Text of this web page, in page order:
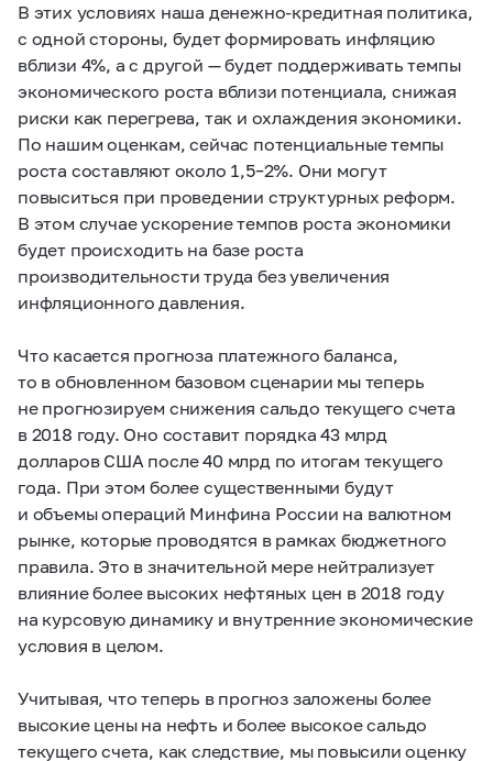
В этих условиях наша денежно-кредитная политика,
с одной стороны, будет формировать инфляцию
вблизи 4%, а с другой — будет поддерживать темпы
экономического роста вблизи потенциала, снижая
риски как перегрева, так и охлаждения экономики.
По нашим оценкам, сейчас потенциальные темпы
роста составляют около 1,5–2%. Они могут
повыситься при проведении структурных реформ.
В этом случае ускорение темпов роста экономики
будет происходить на базе роста
производительности труда без увеличения
инфляционного давления.
Что касается прогноза платежного баланса,
то в обновленном базовом сценарии мы теперь
не прогнозируем снижения сальдо текущего счета
в 2018 году. Оно составит порядка 43 млрд
долларов США после 40 млрд по итогам текущего
года. При этом более существенными будут
и объемы операций Минфина России на валютном
рынке, которые проводятся в рамках бюджетного
правила. Это в значительной мере нейтрализует
влияние более высоких нефтяных цен в 2018 году
на курсовую динамику и внутренние экономические
условия в целом.
Учитывая, что теперь в прогноз заложены более
высокие цены на нефть и более высокое сальдо
текущего счета, как следствие, мы повысили оценку